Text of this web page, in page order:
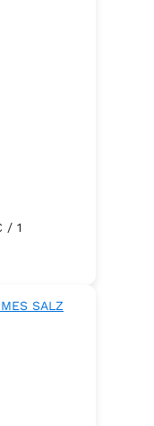
/ 1